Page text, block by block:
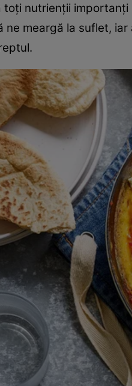
nutrienţii
ne meargă la suflet,